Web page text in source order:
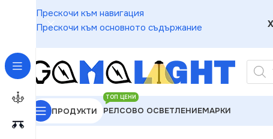
Прескочи към навигация
Прескочи към основното съдържание
ПРОДУКТИ РЕЛСОВО ОСВЕТЛЕНИЕ
ТОП ЦЕНИ
МАРКИ
GAMALIGHT»